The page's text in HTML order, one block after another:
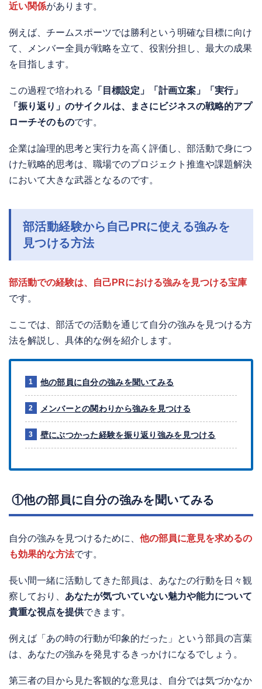
近い関係があります。
例えば、チームスポーツでは勝利という明確な目標に向け
て、メンバー全員が戦略を立て、役割分担し、最大の成果
を目指します。
この過程で培われる
「目標設定」「計画立案」「実行」
「振り返り」のサイクルは、まさにビジネスの戦略的アプ
ローチそのものです。
企業は論理的思考と実行力を高く評価し、部活動で身につ
けた戦略的思考は、職場でのプロジェクト推進や課題解決
において大きな武器となるのです。
部活動経験から自己PRに使える強みを
見つける方法
部活動での経験は、自己PRにおける強みを見つける宝庫
です。
ここでは、部活での活動を通じて自分の強みを見つける方
法を解説し、具体的な例を紹介します。
他の部員に自分の強みを聞いてみる
メンバーとの関わりから強みを見つける
壁にぶつかった経験を振り返り強みを見つける
①他の部員に自分の強みを聞いてみる
自分の強みを見つけるために、 他の部員に意見を求めるの
も効果的な方法です。
長い間一緒に活動してきた部員は、あなたの行動を日々観
察しており、 あなたが気づいていない魅力や能力について
貴重な視点を提供できます。
例えば「あの時の行動が印象的だった」という部員の言葉
は、あなたの強みを発見するきっかけになるでしょう。
第三者の目から見た客観的な意見は、自分では気づかなか